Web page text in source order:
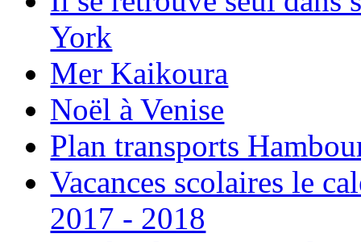
York
Mer Kaikoura
Noël à Venise
Plan transports
Vacances scolaires le
2017 - 2018